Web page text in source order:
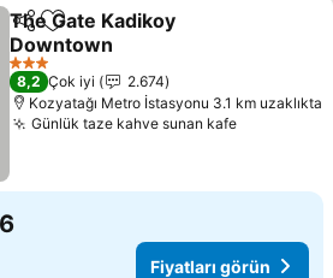
PaylaşFavorilerime ekle
The Gate Kadikoy
Downtown
3 Yıldız
8,2 Çok iyi
2.674
Kozyatağı Metro İstasyonu 3.1 km uzaklıkta
Günlük taze kahve sunan kafe
Fiyatları görün